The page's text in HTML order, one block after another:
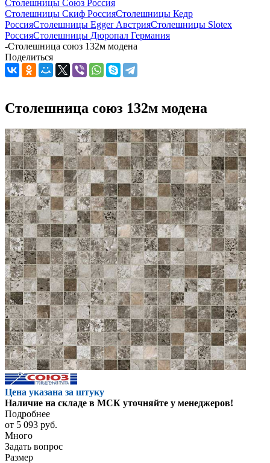
Столешницы Союз Россия
Столешницы Скиф РоссияСтолешницы Кедр
РоссияСтолешницы Egger АвстрияСтолешницы Slotex
РоссияСтолешницы Дюропал Германия
-Столешница союз 132м модена
Поделиться
Столешница союз 132м модена
Цена указана за штуку
Наличие на складе в МСК уточняйте у менеджеров!
Подробнее
от 5 093 руб.
Много
Задать вопрос
Размер